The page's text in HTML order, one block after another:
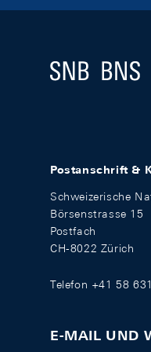
Logo
Postanschrift &
Schweizerische
Börsenstrasse 15
Postfach
CH-8022 Zürich
Telefon +41 58
E-MAIL UND